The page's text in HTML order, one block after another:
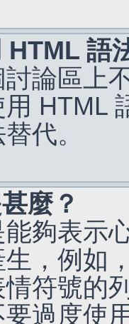
HTML 語
論區上
HTML
代。
麼？
夠表示
，例如
符號的
過度使